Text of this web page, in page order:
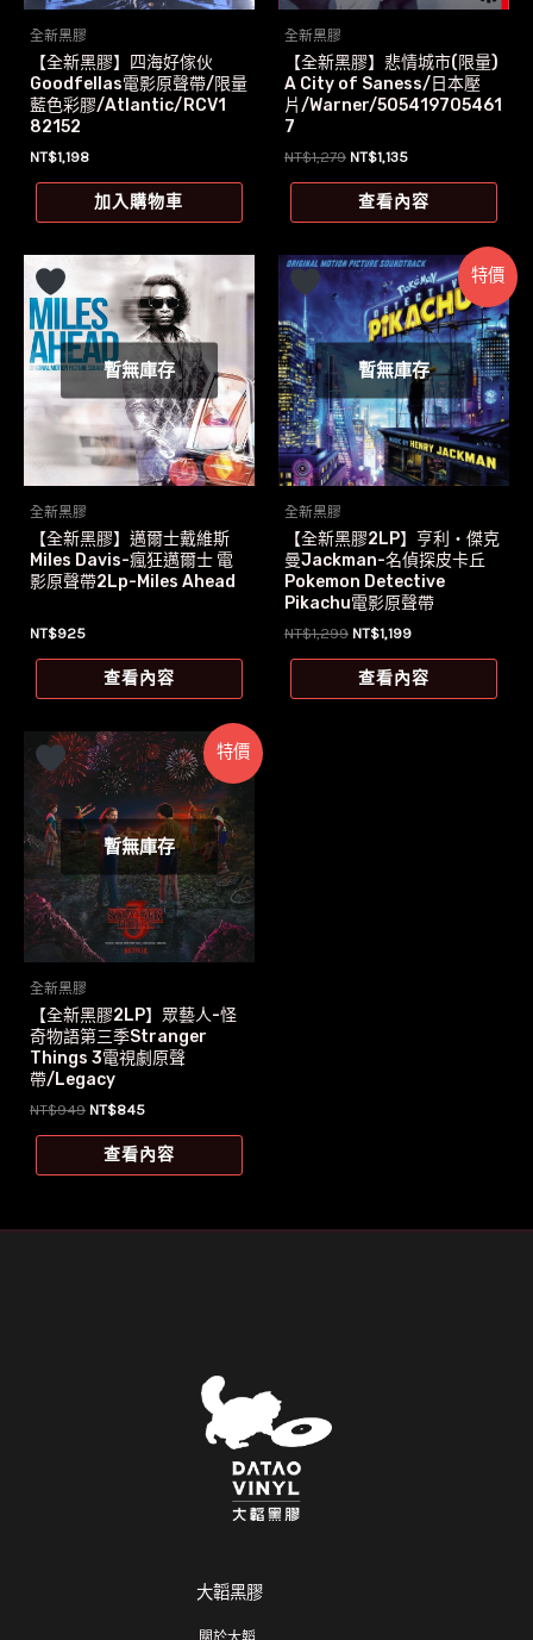
全新黑膠
【全新黑膠】四海好傢伙
Goodfellas電影原聲帶/限量
藍色彩膠/Atlantic/RCV1
82152
NT$1,198
加入購物車
全新黑膠
【全新黑膠】悲情城市(限量)
A City of Saness/日本壓
片/Warner/505419705461
7
NT$1,279 原
價
格：
NT$1,135目
價
格：
查看內容
暫無庫存
全新黑膠
【全新黑膠】邁爾士戴維斯
Miles Davis-瘋狂邁爾士 電
影原聲帶2Lp-Miles Ahead
NT$925
查看內容
特價
暫無庫存
全新黑膠
【全新黑膠2LP】亨利‧傑克
曼Jackman-名偵探皮卡丘
Pokemon Detective
Pikachu電影原聲帶
NT$1,299 原
價
格：
NT$1,199目
價
格：
查看內容
特價
暫無庫存
全新黑膠
【全新黑膠2LP】眾藝人-怪
奇物語第三季Stranger
Things 3電視劇原聲
帶/Legacy
NT$949 原
格：
NT$845目
價
格：
查看內容
大韜黑膠